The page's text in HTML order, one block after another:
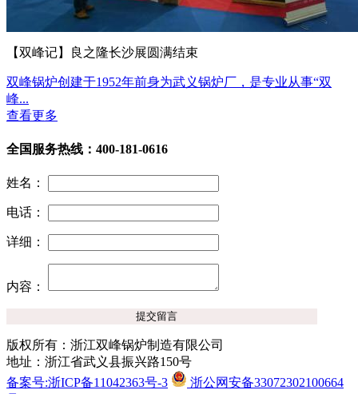
【双峰记】良之隆长沙展圆满结束
双峰锅炉创建于1952年前身为武义锅炉厂，是专业从事“双
峰...
查看更多
全国服务热线：400-181-0616
姓名：
电话：
详细：
内容：
版权所有：浙江双峰锅炉制造有限公司
地址：浙江省武义县振兴路150号
备案号:浙ICP备11042363号-3
浙公网安备33072302100664